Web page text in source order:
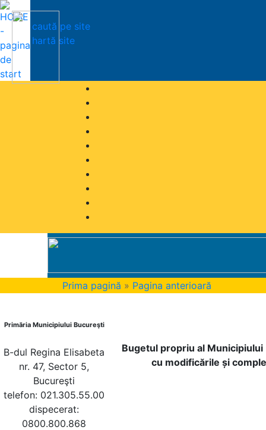
caută pe site
hartă site
Prima pagină » Pagina anterioară
Primăria Municipiului Bucureşti
B-dul Regina Elisabeta
nr. 47, Sector 5,
Bucureşti
telefon: 021.305.55.00
dispecerat:
0800.800.868
Bugetul propriu al
cu modificările și